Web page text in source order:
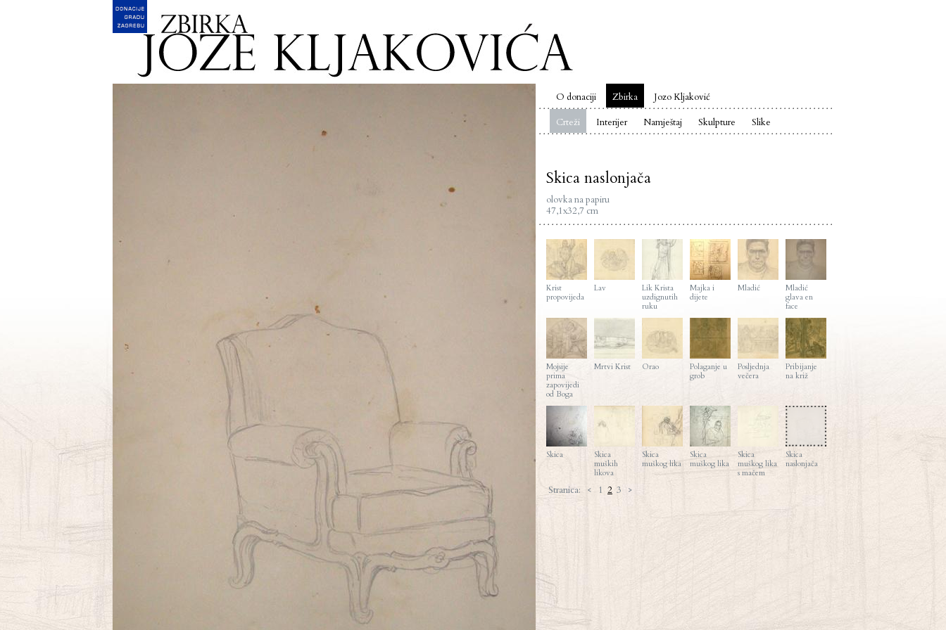
English
O donaciji Zbirka
Jozo Kljaković
Crteži
Interijer Namještaj Skulpture Slike
Skica naslonjača
olovka na papiru
47,1x32,7 cm
Krist
propovijeda
Lav
Lik Krista
uzdignutih
ruku
Majka i
dijete
Mladić
Mladić
glava en
face
Mojsije
prima
zapovijedi
od Boga
Mrtvi Krist Orao
Polaganje u
grob
Posljednja
večera
Pribijanje
na križ
Skica
Skica
muških
likova
Skica
muškog lika
Skica
muškog lika
Skica
muškog lika
s mačem
Skica
naslonjača
Stranica: < 1 2 3 >